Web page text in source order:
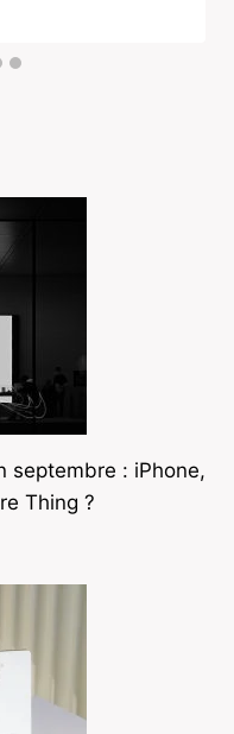
septembre : iPhone,
Thing ?